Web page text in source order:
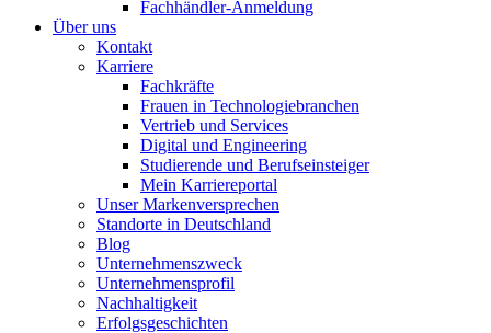
Fachhändler-Anmeldung
Über uns
Kontakt
Karriere
Fachkräfte
Frauen in Technologiebranchen
Vertrieb und Services
Digital und Engineering
Studierende und Berufseinsteiger
Mein Karriereportal
Unser Markenversprechen
Standorte in Deutschland
Blog
Unternehmenszweck
Unternehmensprofil
Nachhaltigkeit
Erfolgsgeschichten